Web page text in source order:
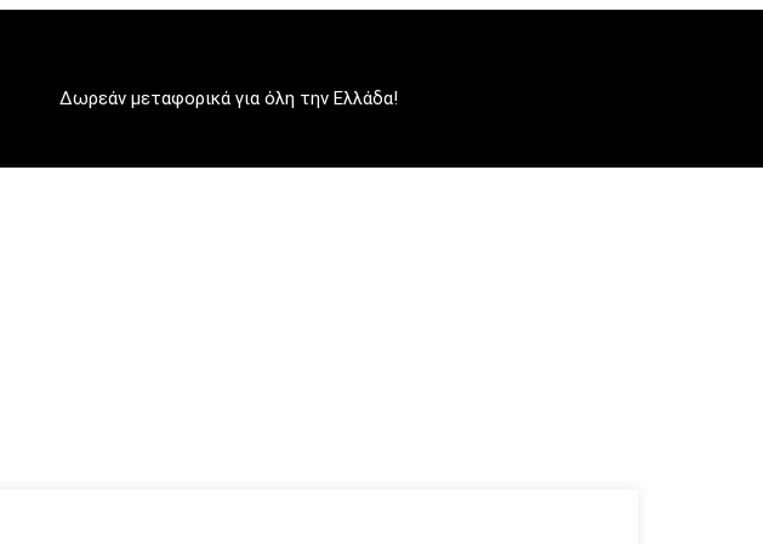
Δωρεάν μεταφορικά για όλη την Ελλάδα!